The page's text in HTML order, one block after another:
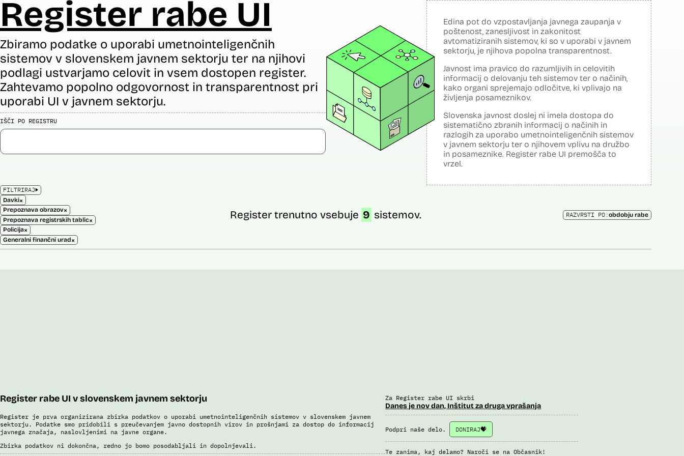
Register rabe UI
Zbiramo podatke o uporabi umetnointeligenčnih
sistemov v slovenskem javnem sektorju ter na njihovi
podlagi ustvarjamo celovit in vsem dostopen register.
Zahtevamo popolno odgovornost in transparentnost pri
uporabi UI v javnem sektorju.
IŠČI PO REGISTRU
Edina pot do vzpostavljanja javnega zaupanja v
poštenost, zanesljivost in zakonitost
avtomatiziranih sistemov, ki so v uporabi v javnem
sektorju, je njihova popolna transparentnost.
Javnost ima pravico do razumljivih in celovitih
informacij o delovanju teh sistemov ter o načinih,
kako organi sprejemajo odločitve, ki vplivajo na
življenja posameznikov.
Slovenska javnost doslej ni imela dostopa do
sistematično zbranih informacij o načinih in
razlogih za uporabo umetnointeligenčnih sistemov
v javnem sektorju ter o njihovem vplivu na družbo
in posameznike. Register rabe UI premošča to
vrzel.
FILTRIRAJ
Davki×
Prepoznava obrazov×
Prepoznava registrskih tablic×
Policija×
Generalni finančni urad×
Register trenutno vsebuje 9 sistemov. RAZVRSTI PO:obdobju rabe
Register rabe UI v slovenskem javnem sektorju
Register je prva organizirana zbirka podatkov o uporabi umetnointeligenčnih sistemov v slovenskem javnem
sektorju. Podatke smo pridobili s preučevanjem javno dostopnih virov in prošnjami za dostop do informacij
javnega značaja, naslovljenimi na javne organe.
Zbirka podatkov ni dokončna, redno jo bomo posodabljali in dopolnjevali.
Za Register rabe UI skrbi
Danes je nov dan, Inštitut za druga vprašanja
Podpri naše delo. DONIRAJ
Te zanima, kaj delamo? Naroči se na Občasnik!